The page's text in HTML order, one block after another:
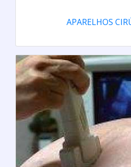
APARELHOS